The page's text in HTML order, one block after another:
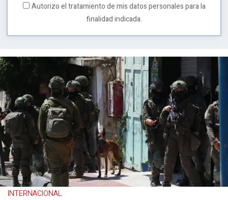
Autorizo el tratamiento de mis datos personales para la
finalidad indicada.
INTERNACIONAL